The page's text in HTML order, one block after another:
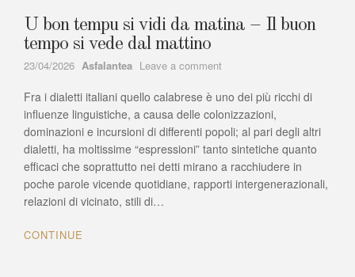
U bon tempu si vidi da matina – Il buon
tempo si vede dal mattino
23/04/2026 Author
Asfalantea Leave a comment
bon
tempu
si
matina
–
Fra i dialetti italiani quello calabrese è uno dei più ricchi di
influenze linguistiche, a causa delle colonizzazioni,
dominazioni e incursioni di differenti popoli; al pari degli altri
dialetti, ha moltissime “espressioni” tanto sintetiche quanto
efficaci che soprattutto nei detti mirano a racchiudere in
poche parole vicende quotidiane, rapporti intergenerazionali,
relazioni di vicinato, stili di…
CONTINUE